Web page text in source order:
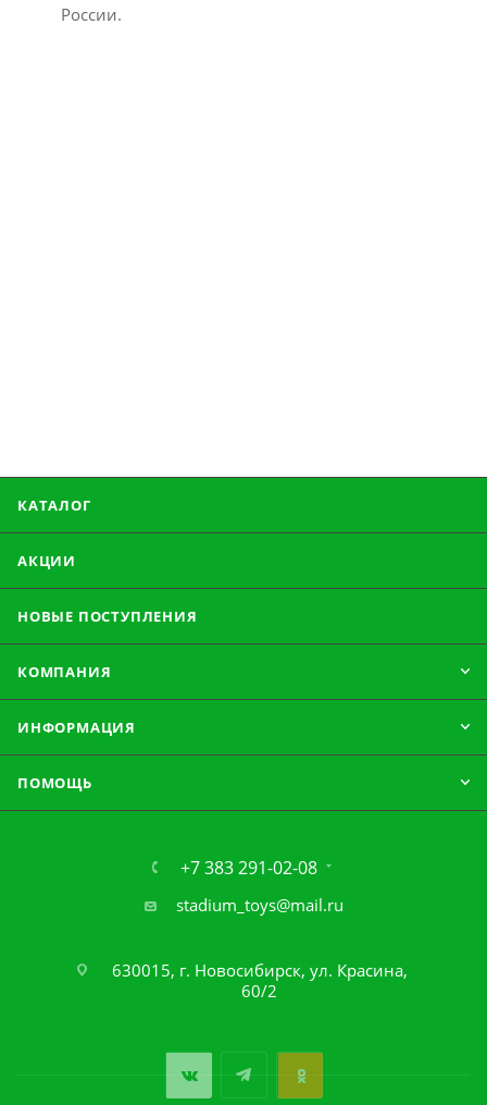
России.
КАТАЛОГ
АКЦИИ
НОВЫЕ ПОСТУПЛЕНИЯ
КОМПАНИЯ
ИНФОРМАЦИЯ
ПОМОЩЬ
+7 383 291-02-08
stadium_toys@mail.ru
630015, г. Новосибирск, ул. Красина,
60/2